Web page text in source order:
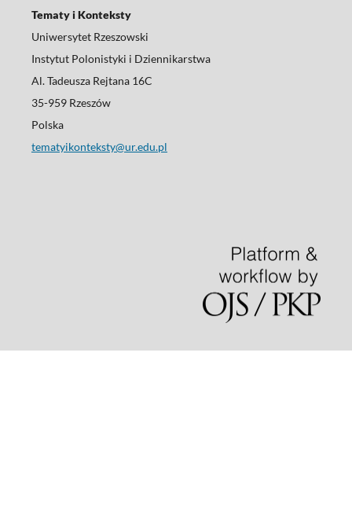
Tematy i Konteksty
Uniwersytet Rzeszowski
Instytut Polonistyki i Dziennikarstwa
Al. Tadeusza Rejtana 16C
35-959 Rzeszów
Polska
tematyikonteksty@ur.edu.pl